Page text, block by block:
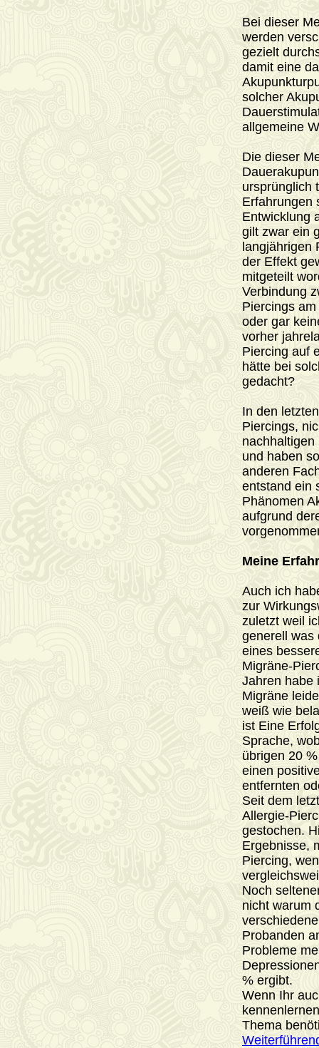
Bei dieser
werden
gezielt
damit eine
solcher
allgemeine
Die dieser
ursprünglich
Erfahrungen
Entwicklung
gilt zwar ein
langjährigen
der Effekt
mitgeteilt
Verbindung
Piercings
oder gar
vorher
Piercing auf
hätte bei
gedacht?
In den
Piercings,
und haben
anderen
entstand ein
Phänomen
aufgrund
Meine
Auch ich
zur
zuletzt weil
generell was
eines
Migräne-
Jahren habe
Migräne
weiß wie
ist Eine
Sprache,
übrigen 20
einen
entfernten
Seit dem
Allergie-
gestochen.
Ergebnisse,
Piercing,
Noch
nicht warum
Probanden
Probleme
% ergibt.
Wenn Ihr
Thema